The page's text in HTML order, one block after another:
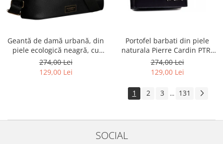
Geantă de damă urbană, din
piele ecologică neagră, cu
curea reglabilă - Peterson
PTR-PTN JK6-06-6642
274,00 Lei
129,00 Lei
Portofel barbati din piele
naturala Pierre Cardin PTR-
8806 TILAK51
274,00 Lei
129,00 Lei
1 2 3 ... 131
SOCIAL